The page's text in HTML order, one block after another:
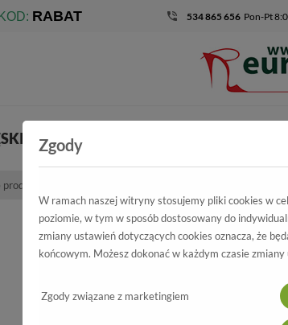
KOD: RABAT 534 865 656 Pon-Pt
Klapki Rider
81901 24152 Blue
-70%
Zgody
W ramach naszej witryny stosujemy pliki cookies w
poziomie, w tym w sposób dostosowany do
zmiany ustawień dotyczących cookies oznacza, że
końcowym. Możesz dokonać w każdym czasie
Zgody związane z marketingiem